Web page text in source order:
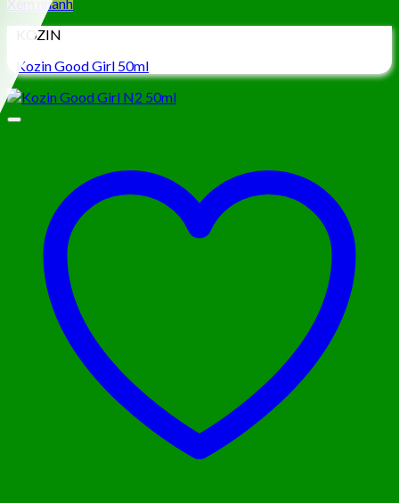
KOZIN
Kozin Good Girl 50ml